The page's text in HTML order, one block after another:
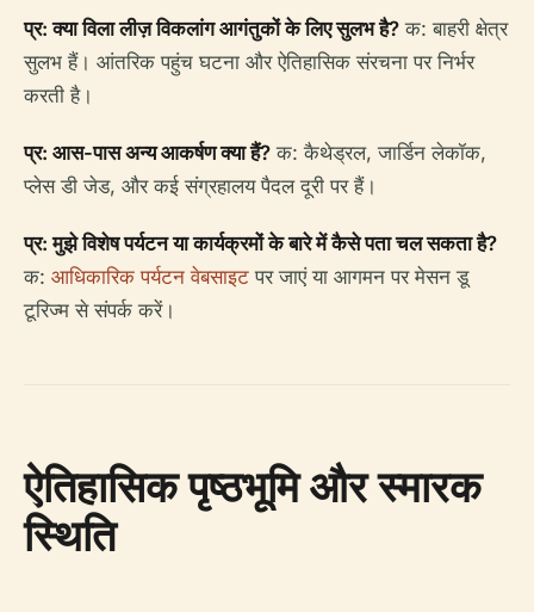
प्र: क्या विला लीज़ विकलांग आगंतुकों के लिए सुलभ है? क: बाहरी क्षेत्र
सुलभ हैं। आंतरिक पहुंच घटना और ऐतिहासिक संरचना पर निर्भर
करती है।
प्र: आस-पास अन्य आकर्षण क्या हैं? क: कैथेड्रल, जार्डिन लेकॉक,
प्लेस डी जेड, और कई संग्रहालय पैदल दूरी पर हैं।
प्र: मुझे विशेष पर्यटन या कार्यक्रमों के बारे में कैसे पता चल सकता है?
क: आधिकारिक पर्यटन वेबसाइट पर जाएं या आगमन पर मेसन डू
टूरिज्म से संपर्क करें।
ऐतिहासिक पृष्ठभूमि और स्मारक
स्थिति